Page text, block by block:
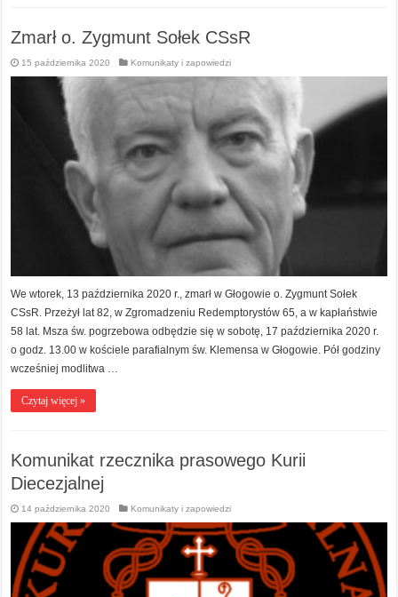
Zmarł o. Zygmunt Sołek CSsR
15 października 2020 Komunikaty i zapowiedzi
We wtorek, 13 października 2020 r., zmarł w Głogowie o. Zygmunt Sołek
CSsR. Przeżył lat 82, w Zgromadzeniu Redemptorystów 65, a w kapłaństwie
58 lat. Msza św. pogrzebowa odbędzie się w sobotę, 17 października 2020 r.
o godz. 13.00 w kościele parafialnym św. Klemensa w Głogowie. Pół godziny
wcześniej modlitwa …
Czytaj więcej »
Komunikat rzecznika prasowego Kurii
Diecezjalnej
14 października 2020 Komunikaty i zapowiedzi